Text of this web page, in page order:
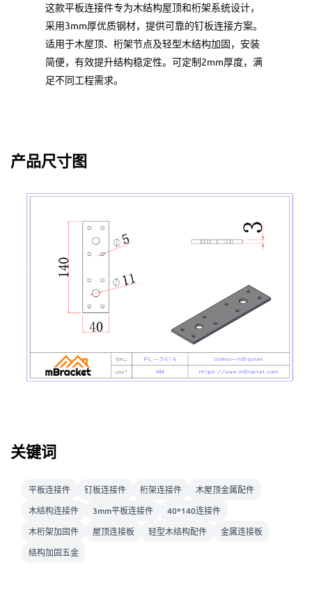
这款平板连接件专为木结构屋顶和桁架系统设计，
采用3mm厚优质钢材，提供可靠的钉板连接方案。
适用于木屋顶、桁架节点及轻型木结构加固，安装
简便，有效提升结构稳定性。可定制2mm厚度，满
足不同工程需求。
产品尺寸图
关键词
平板连接件 钉板连接件 桁架连接件
木屋顶金属配件
木结构连接件
3mm平板连接件
40*140连接件
木桁架加固件
屋顶连接板 轻型木结构配件
金属连接板
结构加固五金